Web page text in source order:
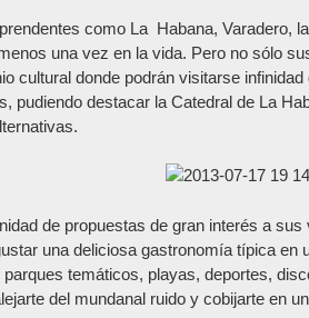
como La Habana, Varadero,
una vez en la vida. Pero no sólo
cultural donde podrán visitarse
pudiendo destacar la Catedral de La
de propuestas de gran interés a
una deliciosa gastronomía típica
parques temáticos, playas, deportes,
del mundanal ruido y cobijarte en